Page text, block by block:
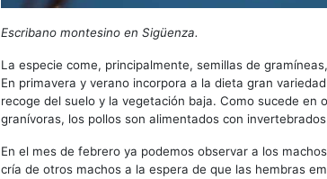
Escribano montesino en Sigüenza.
La especie come, principalmente, semillas de
En primavera y verano incorpora a la dieta gran
recoge del suelo y la vegetación baja. Como sucede en
granívoras, los pollos son alimentados con
En el mes de febrero ya podemos observar a los
cría de otros machos a la espera de que las hembras